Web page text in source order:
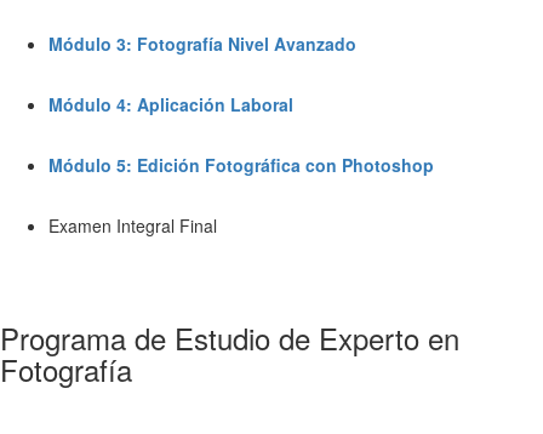
Módulo 3: Fotografía Nivel Avanzado
Módulo 4: Aplicación Laboral
Módulo 5: Edición Fotográfica con Photoshop
Examen Integral Final
Programa de Estudio de Experto en
Fotografía